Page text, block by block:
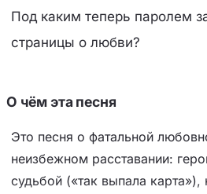
Под каким теперь паролем
страницы о любви?
О чём эта песня
Это песня о фатальной
неизбежном расставании:
судьбой («так выпала